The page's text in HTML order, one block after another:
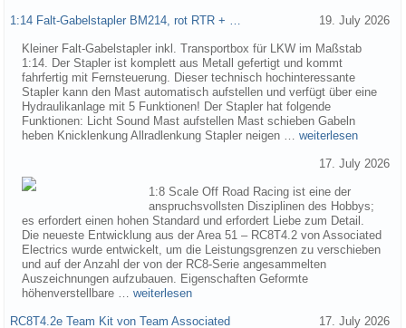
1:14 Falt-Gabelstapler BM214, rot RTR + … 19. July 2026
Kleiner Falt-Gabelstapler inkl. Transportbox für LKW im Maßstab
1:14. Der Stapler ist komplett aus Metall gefertigt und kommt
fahrfertig mit Fernsteuerung. Dieser technisch hochinteressante
Stapler kann den Mast automatisch aufstellen und verfügt über eine
Hydraulikanlage mit 5 Funktionen! Der Stapler hat folgende
Funktionen: Licht Sound Mast aufstellen Mast schieben Gabeln
heben Knicklenkung Allradlenkung Stapler neigen … weiterlesen
17. July 2026
1:8 Scale Off Road Racing ist eine der
anspruchsvollsten Disziplinen des Hobbys;
es erfordert einen hohen Standard und erfordert Liebe zum Detail.
Die neueste Entwicklung aus der Area 51 – RC8T4.2 von Associated
Electrics wurde entwickelt, um die Leistungsgrenzen zu verschieben
und auf der Anzahl der von der RC8-Serie angesammelten
Auszeichnungen aufzubauen. Eigenschaften Geformte
höhenverstellbare … weiterlesen
RC8T4.2e Team Kit von Team Associated 17. July 2026